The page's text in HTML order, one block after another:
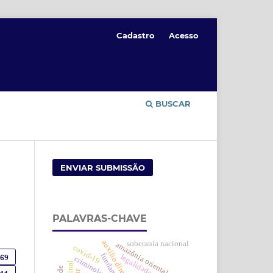
BUSCAR
Cadastro Acesso
ENVIAR SUBMISSÃO
PALAVRAS-CHAVE
amazônia oriental
auxílio diretosoberania nacional
legalidade
covid-19